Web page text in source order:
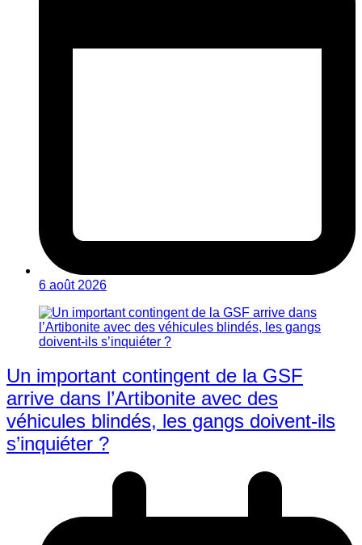
6 août 2026
Un important contingent de la GSF
arrive dans l’Artibonite avec des
véhicules blindés, les gangs doivent-ils
s’inquiéter ?